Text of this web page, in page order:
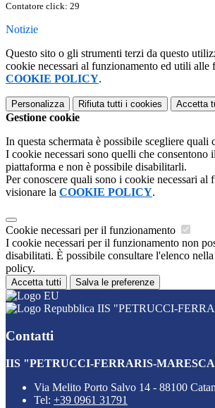
Contatore click: 29
Notizie
Questo sito o gli strumenti terzi da questo
cookie necessari al funzionamento ed utili alle
COOKIE POLICY.
Personalizza Rifiuta tutti i cookies Accetta
Gestione cookie
In questa schermata è possibile scegliere quali
I cookie necessari sono quelli che consentono
piattaforma e non è possibile disabilitarli.
Per conoscere quali sono i cookie necessari al
visionare la COOKIE POLICY.
Cookie necessari per il funzionamento
I cookie necessari per il funzionamento non
disabilitati. È possibile consultare l'elenco
policy.
Accetta tutti Salva le preferenze
IIS "PETRUCCI-
Contatti
IIS "PETRUCCI-FERRARIS-
Via Melito Porto Salvo 14 - 88100
Tel: +39 0961 31791